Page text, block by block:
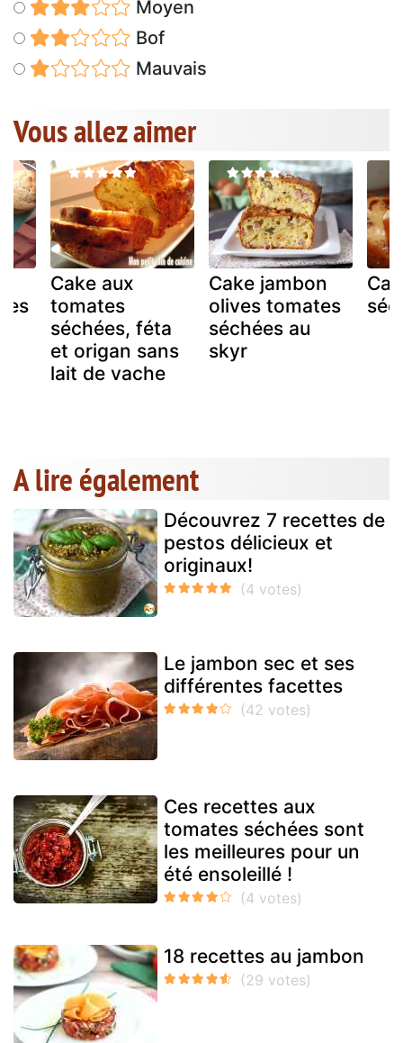
Moyen
Bof
Mauvais
Vous allez aimer
Cake aux
tomates
séchées, féta
et origan sans
lait de vache
Cake jambon
olives tomates
séchées au
skyr
A lire également
Découvrez 7 recettes de
pestos délicieux et
originaux!
Le jambon sec et ses
différentes facettes
Ces recettes aux
tomates séchées sont
les meilleures pour un
été ensoleillé !
18 recettes au jambon